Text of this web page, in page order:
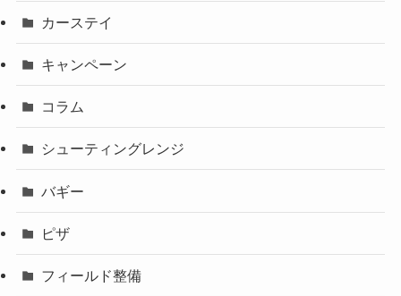
カーステイ
キャンペーン
コラム
シューティングレンジ
バギー
ピザ
フィールド整備